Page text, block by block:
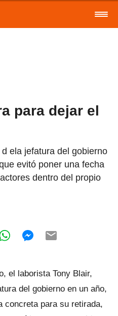
para dejar el
ela jefatura del gobierno
evitó poner una fecha
dentro del propio
el laborista Tony Blair,
del gobierno en un año,
concreta para su retirada,